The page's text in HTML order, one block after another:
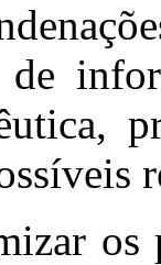
de
os